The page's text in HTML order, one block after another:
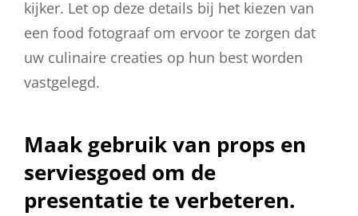
kijker. Let op deze details bij het kiezen van
een food fotograaf om ervoor te zorgen dat
uw culinaire creaties op hun best worden
vastgelegd.
Maak gebruik van props en
serviesgoed om de
presentatie te verbeteren.